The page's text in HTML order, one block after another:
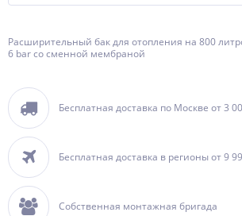
Расширительный бак для отопления на 800
6 bar со сменной мембраной
Бесплатная доставка по Москве от 3
Бесплатная доставка в регионы от 9
Собственная монтажная бригада